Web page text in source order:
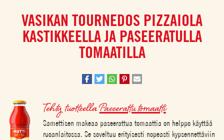
VASIKAN TOURNEDOS PIZZAIOLA
KASTIKKEELLA JA PASEERATULLA
TOMAATILLA
Tehty tuotteellaPaseerattu tomaatti
Samettisen makeaa paseerattua tomaattia on helppo käyttää
ruoanlaitossa. Se soveltuu erityisesti nopeasti kypsennettäviin